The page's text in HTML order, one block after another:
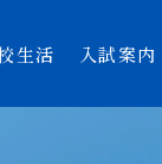
生活 入試案内